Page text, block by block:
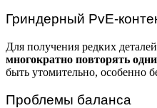
Гриндерный PvE-
Для получения редких
многократно повторять
быть утомительно, особенно
Проблемы баланса